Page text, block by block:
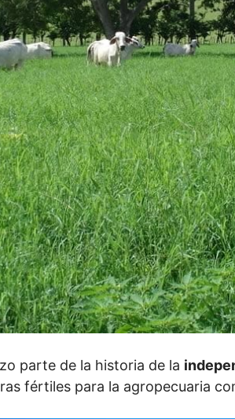
parte de la historia de la
fértiles para la agropecuaria